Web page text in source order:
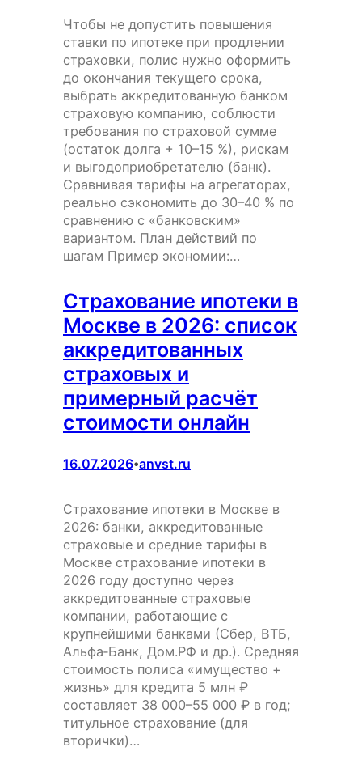
Чтобы не допустить повышения
ставки по ипотеке при продлении
страховки, полис нужно оформить
до окончания текущего срока,
выбрать аккредитованную банком
страховую компанию, соблюсти
требования по страховой сумме
(остаток долга + 10–15 %), рискам
и выгодоприобретателю (банк).
Сравнивая тарифы на агрегаторах,
реально сэкономить до 30–40 % по
сравнению с «банковским»
вариантом. План действий по
шагам Пример экономии:…
Страхование ипотеки в
Москве в 2026: список
аккредитованных
страховых и
примерный расчёт
стоимости онлайн
16.07.2026•anvst.ru
Страхование ипотеки в Москве в
2026: банки, аккредитованные
страховые и средние тарифы в
Москве страхование ипотеки в
2026 году доступно через
аккредитованные страховые
компании, работающие с
крупнейшими банками (Сбер, ВТБ,
Альфа‑Банк, Дом.РФ и др.). Средняя
стоимость полиса «имущество +
жизнь» для кредита 5 млн ₽
составляет 38 000–55 000 ₽ в год;
титульное страхование (для
вторички)…